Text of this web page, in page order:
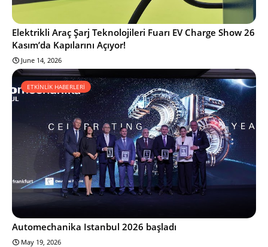
Elektrikli Araç Şarj Teknolojileri Fuarı EV Charge Show 26
Kasım’da Kapılarını Açıyor!
June 14, 2026
ETKİNLİK HABERLERİ
Automechanika Istanbul 2026 başladı
May 19, 2026